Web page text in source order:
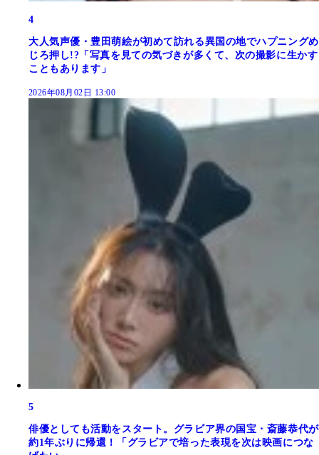
4
大人気声優・豊田萌絵が初めて訪れる異国の地でハプニングめ
じろ押し!?「写真を見ての気づきが多くて、次の撮影に生かす
こともあります」
2026年08月02日 13:00
5
俳優としても活動をスタート。グラビア界の国宝・斎藤恭代が
約1年ぶりに帰還！「グラビアで培った表現を次は映画につな